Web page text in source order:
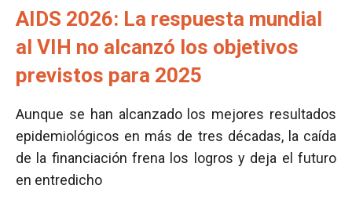
AIDS 2026: La respuesta mundial
al VIH no alcanzó los objetivos
previstos para 2025
Aunque se han alcanzado los mejores resultados
epidemiológicos en más de tres décadas, la caída
de la financiación frena los logros y deja el futuro
en entredicho